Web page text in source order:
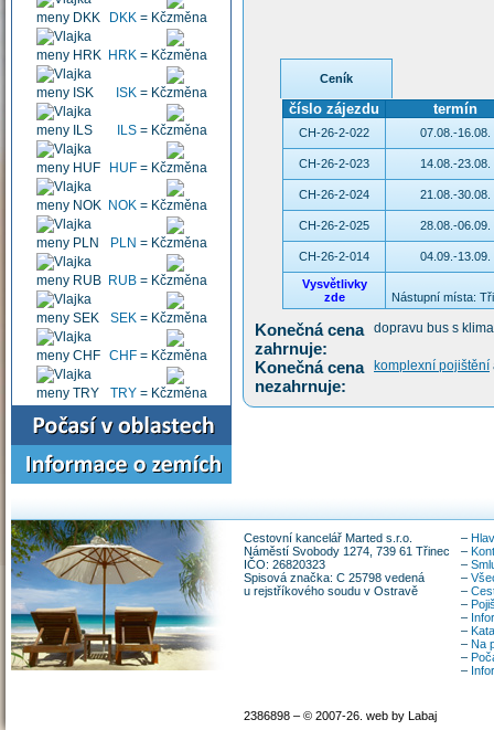
DKK= Kč
HRK= Kč
ISK= Kč
ILS= Kč
HUF= Kč
NOK= Kč
PLN = Kč
RUB= Kč
SEK= Kč
CHF= Kč
TRY= Kč
Ceník
číslo zájezdu termín
CH-26-2-022 07.08.-16.08.
CH-26-2-023 14.08.-23.08.
CH-26-2-024 21.08.-30.08.
CH-26-2-025 28.08.-06.09.
CH-26-2-014 04.09.-13.09.
Vysvětlivky
zde
Nástupní místa:
Konečná cena
zahrnuje:
dopravu bus s
Konečná cena
nezahrnuje:
komplexní pojištění
Cestovní kancelář Marted s.r.o.
Náměstí Svobody 1274, 739 61 Třinec
IČO: 26820323
Spisová značka: C 25798 vedená
u rejstříkového soudu v Ostravě
2386898 – © 2007-26. web by Labaj
–
–
–
–
–
–
–
–
– Na
–
–